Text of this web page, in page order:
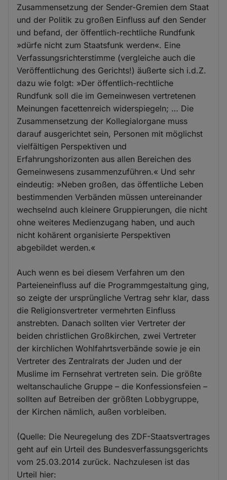
Zusammensetzung der Sender-Gremien dem Staat
und der Politik zu großen Einfluss auf den Sender
und befand, der öffentlich-rechtliche Rundfunk
»dürfe nicht zum Staatsfunk werden«. Eine
Verfassungsrichterstimme (vergleiche auch die
Veröffentlichung des Gerichts!) äußerte sich i.d.Z.
dazu wie folgt: »Der öffentlich-rechtliche
Rundfunk soll die im Gemeinwesen vertretenen
Meinungen facettenreich widerspiegeln; … Die
Zusammensetzung der Kollegialorgane muss
darauf ausgerichtet sein, Personen mit möglichst
vielfältigen Perspektiven und
Erfahrungshorizonten aus allen Bereichen des
Gemeinwesens zusammenzuführen.« Und sehr
eindeutig: »Neben großen, das öffentliche Leben
bestimmenden Verbänden müssen untereinander
wechselnd auch kleinere Gruppierungen, die nicht
ohne weiteres Medienzugang haben, und auch
nicht kohärent organisierte Perspektiven
abgebildet werden.«
Auch wenn es bei diesem Verfahren um den
Parteieneinfluss auf die Programmgestaltung ging,
so zeigte der ursprüngliche Vertrag sehr klar, dass
die Religionsvertreter vermehrten Einfluss
anstrebten. Danach sollten vier Vertreter der
beiden christlichen Großkirchen, zwei Vertreter
der kirchlichen Wohlfahrtsverbände sowie je ein
Vertreter des Zentralrats der Juden und der
Muslime im Fernsehrat vertreten sein. Die größte
weltanschauliche Gruppe – die Konfessionsfeien –
sollten auf Betreiben der größten Lobbygruppe,
der Kirchen nämlich, außen vorbleiben.
(Quelle: Die Neuregelung des ZDF-Staatsvertrages
geht auf ein Urteil des Bundesverfassungsgerichts
vom 25.03.2014 zurück. Nachzulesen ist das
Urteil hier: